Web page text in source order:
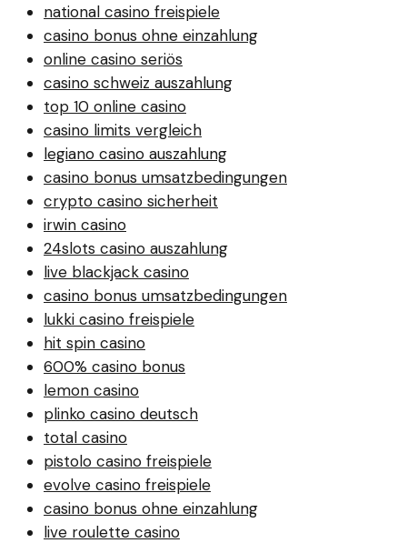
national casino freispiele
casino bonus ohne einzahlung
online casino seriös
casino schweiz auszahlung
top 10 online casino
casino limits vergleich
legiano casino auszahlung
casino bonus umsatzbedingungen
crypto casino sicherheit
irwin casino
24slots casino auszahlung
live blackjack casino
casino bonus umsatzbedingungen
lukki casino freispiele
hit spin casino
600% casino bonus
lemon casino
plinko casino deutsch
total casino
pistolo casino freispiele
evolve casino freispiele
casino bonus ohne einzahlung
live roulette casino